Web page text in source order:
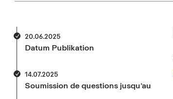
20.06.2025
Datum Publikation
14.07.2025
Soumission de questions jusqu’au